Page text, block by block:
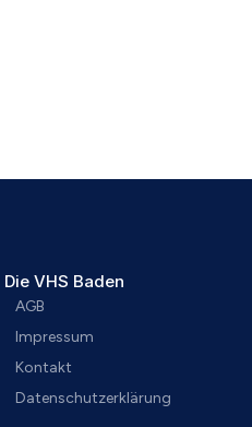
Die VHS Baden
AGB
Impressum
Kontakt
Datenschutzerklärung